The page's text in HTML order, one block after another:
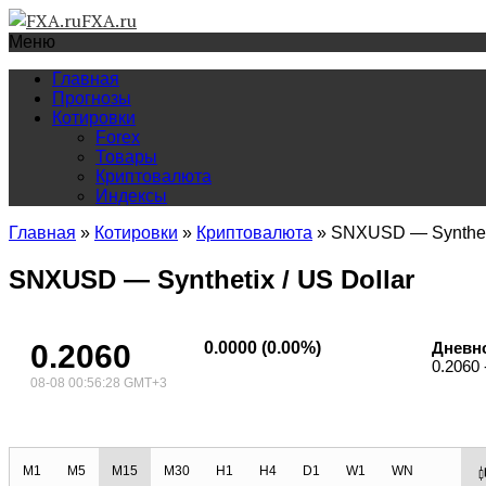
FXA.ru
Меню
Главная
Прогнозы
Котировки
Forex
Товары
Криптовалюта
Индексы
Главная » Котировки » Криптовалюта » SNXUSD —
SNXUSD — Synthetix / US Dollar
0.2060
08-08 00:56:28 GMT+3
0.0000 (0.00%)
0.2060
M1 M5 M15 M30 H1 H4 D1 W1 WN